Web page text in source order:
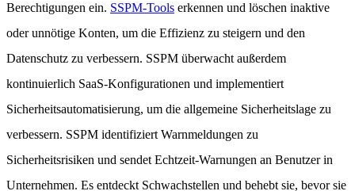
Berechtigungen ein. SSPM-Tools erkennen und löschen inaktive
oder unnötige Konten, um die Effizienz zu steigern und den
Datenschutz zu verbessern. SSPM überwacht außerdem
kontinuierlich SaaS-Konfigurationen und implementiert
Sicherheitsautomatisierung, um die allgemeine Sicherheitslage zu
verbessern. SSPM identifiziert Warnmeldungen zu
Sicherheitsrisiken und sendet Echtzeit-Warnungen an Benutzer in
Unternehmen. Es entdeckt Schwachstellen und behebt sie, bevor sie